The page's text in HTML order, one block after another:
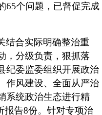
公告
公司
定期
65个问题，已督促完成
结合实际明确整治重
，分级负责，狠抓落
纪委监委组织开展政治
作风建设、全面从严治
系统政治生态进行精
报告8份。针对专项治